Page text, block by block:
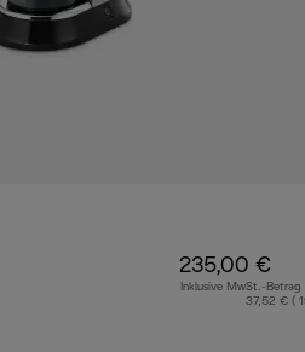
235,00 €
Inklusive MwSt.-Betrag
37,52 € (